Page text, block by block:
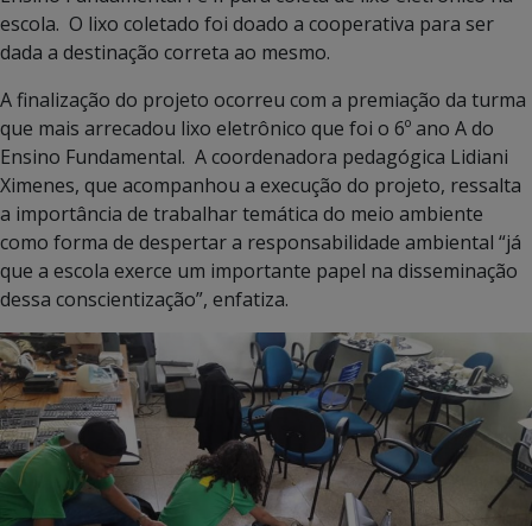
escola. O lixo coletado foi doado a cooperativa para ser
dada a destinação correta ao mesmo.
A finalização do projeto ocorreu com a premiação da turma
que mais arrecadou lixo eletrônico que foi o 6º ano A do
Ensino Fundamental. A coordenadora pedagógica Lidiani
Ximenes, que acompanhou a execução do projeto, ressalta
a importância de trabalhar temática do meio ambiente
como forma de despertar a responsabilidade ambiental “já
que a escola exerce um importante papel na disseminação
dessa conscientização”, enfatiza.